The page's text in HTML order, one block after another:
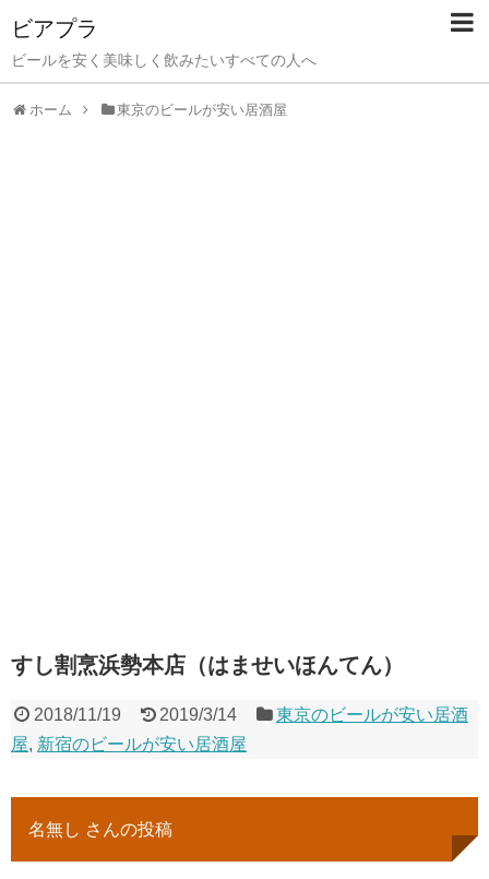
ビアプラ
ビールを安く美味しく飲みたいすべての人へ
ホーム 東京のビールが安い居酒屋
すし割烹浜勢本店（はませいほんてん）
2018/11/19 2019/3/14
東京のビールが安い居酒
屋, 新宿のビールが安い居酒屋
名無し さんの投稿